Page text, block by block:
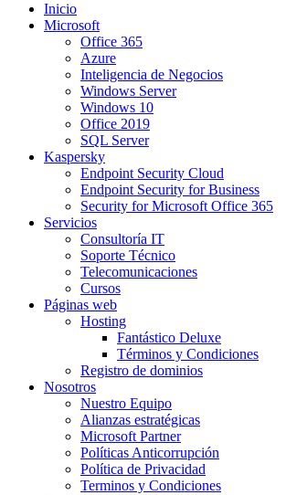
Inicio
Microsoft
Office 365
Azure
Inteligencia de Negocios
Windows Server
Windows 10
Office 2019
SQL Server
Kaspersky
Endpoint Security Cloud
Endpoint Security for Business
Security for Microsoft Office 365
Servicios
Consultoría IT
Soporte Técnico
Telecomunicaciones
Cursos
Páginas web
Hosting
Fantástico Deluxe
Términos y Condiciones
Registro de dominios
Nosotros
Nuestro Equipo
Alianzas estratégicas
Microsoft Partner
Políticas Anticorrupción
Política de Privacidad
Terminos y Condiciones